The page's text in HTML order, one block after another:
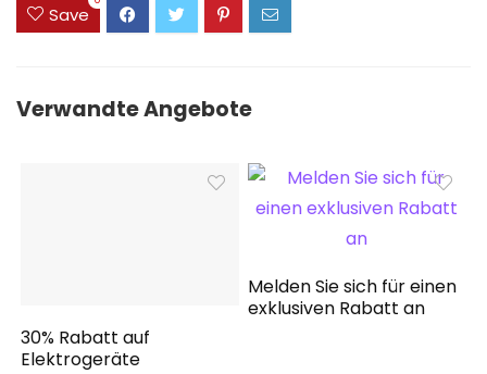
Save
Verwandte Angebote
30% Rabatt auf
Elektrogeräte
Melden Sie sich für einen
exklusiven Rabatt an